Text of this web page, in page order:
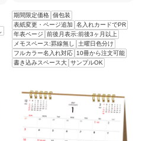
期間限定価格 個包装
表紙変更・ページ追加
名入れカードでPR
年表ページ
前後月表示:前後3ヶ月以上
メモスペース:罫線無し
土曜日色分け
フルカラー名入れ対応 10冊から注文可能
書き込みスペース大 サンプルOK